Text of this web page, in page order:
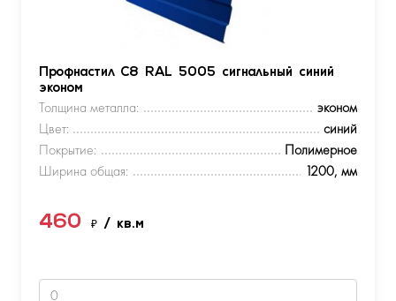
Профнастил С8 RAL 5005 сигнальный синий
эконом
Толщина металла:
эконом
Цвет:
синий
Покрытие:
Полимерное
Ширина общая:
1200, мм
460 ₽ / кв.м